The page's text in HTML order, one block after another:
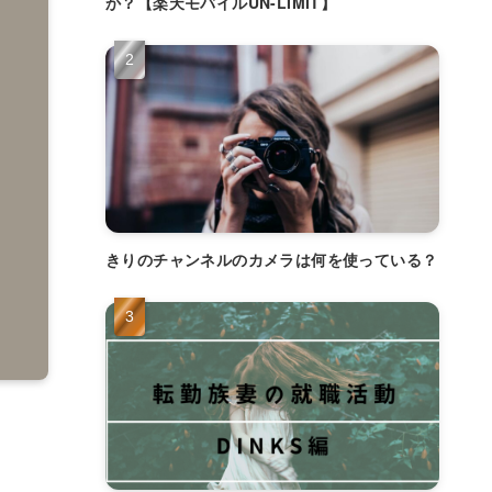
きりのチャンネルのカメラは何を使っている？